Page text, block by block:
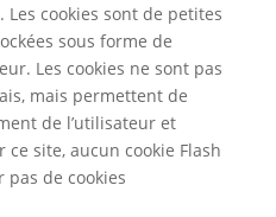
Les cookies sont de petites
sous forme de
Les cookies ne sont pas
mais permettent de
de l’utilisateur et
ce site, aucun cookie Flash
pas de cookies